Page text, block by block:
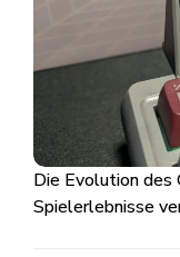
Die Evolution des
Spielerlebnisse